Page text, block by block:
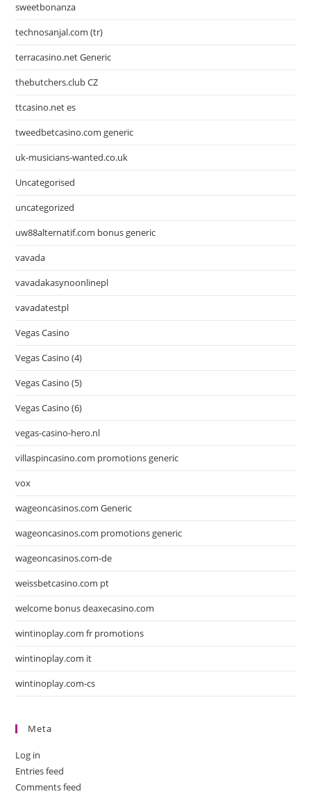
sweetbonanza
technosanjal.com (tr)
terracasino.net Generic
thebutchers.club CZ
ttcasino.net es
tweedbetcasino.com generic
uk-musicians-wanted.co.uk
Uncategorised
uncategorized
uw88alternatif.com bonus generic
vavada
vavadakasynoonlinepl
vavadatestpl
Vegas Casino
Vegas Casino (4)
Vegas Casino (5)
Vegas Casino (6)
vegas-casino-hero.nl
villaspincasino.com promotions generic
vox
wageoncasinos.com Generic
wageoncasinos.com promotions generic
wageoncasinos.com-de
weissbetcasino.com pt
welcome bonus deaxecasino.com
wintinoplay.com fr promotions
wintinoplay.com it
wintinoplay.com-cs
Meta
Log in
Entries feed
Comments feed